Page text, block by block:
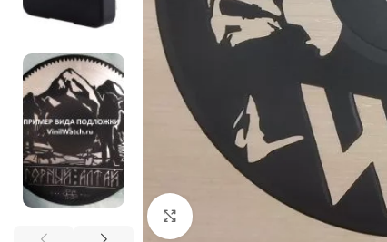
Нажмите, чтобы увеличить